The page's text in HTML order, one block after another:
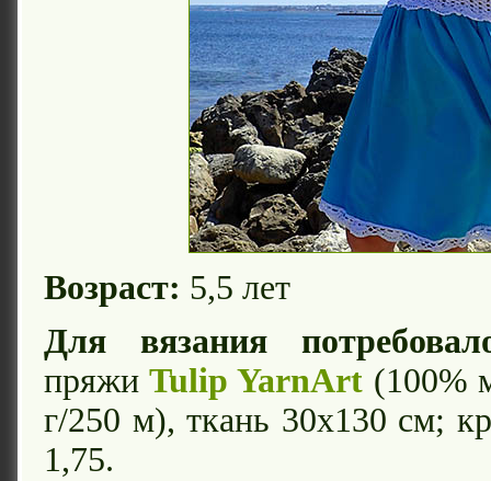
Возраст: 5,5 лет
Для вязания
пряжиTulip YarnArt (100%
г/250 м), ткань 30х130 см;
1,75.